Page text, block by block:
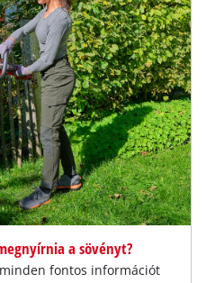
a sövényt?
fontos információt